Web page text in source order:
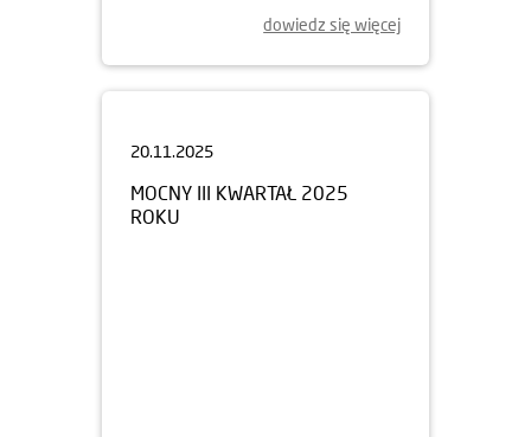
dowiedz się więcej
MOCNY III KWARTAŁ 2025
ROKU